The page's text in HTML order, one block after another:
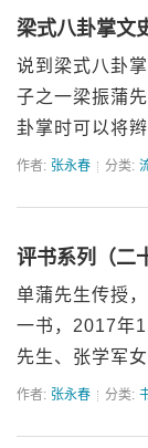
梁式八卦掌文
说到梁式八卦
子之一梁振蒲
卦掌时可以将
梁振蒲是做估
作者: 张永春 分类:
评书系列（二
单蒲先生传授
一书，2017年
先生、张学军
作者: 张永春 分类: